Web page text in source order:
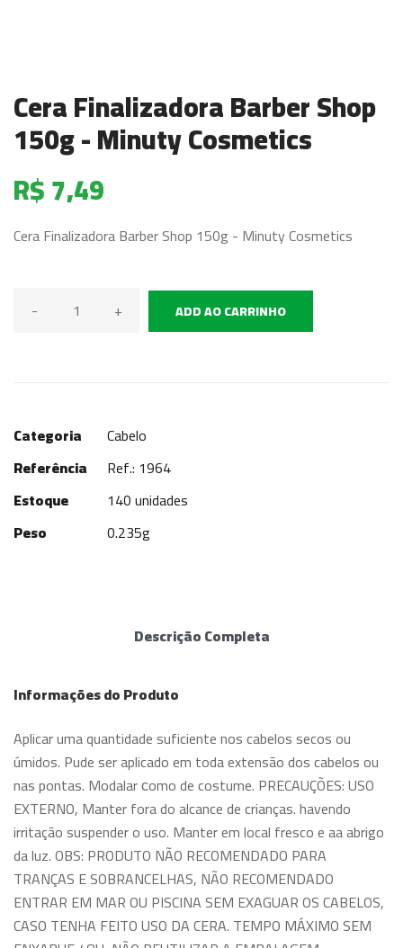
Cera Finalizadora Barber Shop
150g - Minuty Cosmetics
R$ 7,49
Cera Finalizadora Barber Shop 150g - Minuty Cosmetics
- + ADD AO CARRINHO
Categoria
Cabelo
Referência
Ref.: 1964
Estoque
140 unidades
Peso
0.235g
Descrição Completa
Informações do Produto
Aplicar uma quantidade suficiente nos cabelos secos ou
úmidos. Pude ser aplicado em toda extensão dos cabelos ou
nas pontas. Modalar сomo de costume. PRECAUÇÕES: USO
EXTERNO, Manter fora do alcance de crianças. havendo
irritação suspender o uso. Manter em local fresco e aa abrigo
da luz. OBS: PRODUTO NÃO RECOMENDADO PARA
TRANÇAS E SOBRANCELHAS, NÃO RECOMENDADO
ENTRAR EM MAR OU PISCINA SEM EXAGUAR OS CABELOS,
CASO TENHA FEITO USO DA CERA. TEMPO MÁXIMO SEM